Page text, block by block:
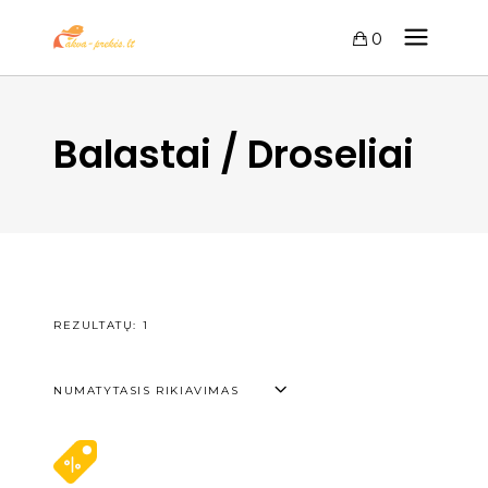
0
Balastai / Droseliai
REZULTATŲ: 1
NUMATYTASIS RIKIAVIMAS